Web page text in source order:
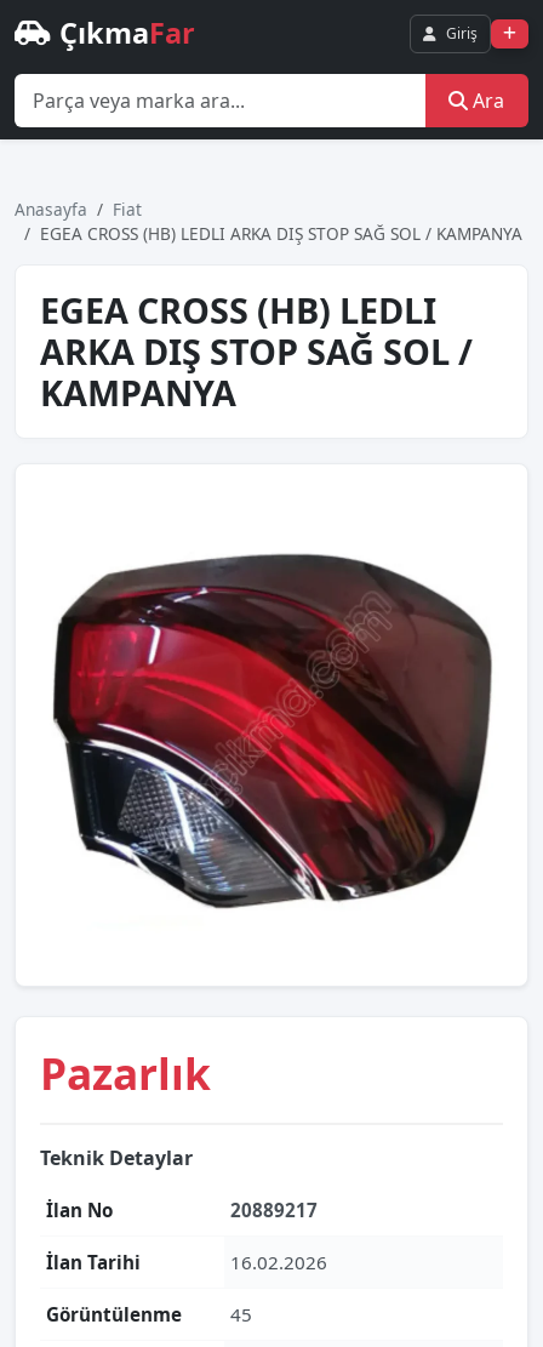
ÇıkmaFar Giriş
Ara
Anasayfa
Fiat
EGEA CROSS (HB) LEDLI ARKA DIŞ STOP SAĞ SOL / KAMPANYA
EGEA CROSS (HB) LEDLI
ARKA DIŞ STOP SAĞ SOL /
KAMPANYA
Pazarlık
Teknik Detaylar
İlan No 20889217
İlan Tarihi 16.02.2026
Görüntülenme 45